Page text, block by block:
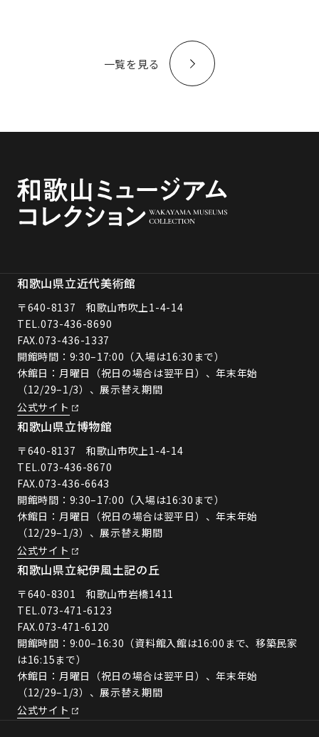
一覧を見る
和歌山県立近代美術館
〒640-8137 和歌山市吹上1-4-14
TEL.073-436-8690
FAX.073-436-1337
開館時間：9:30–17:00（入場は16:30まで）
休館日：月曜日（祝日の場合は翌平日）、年末年始
（12/29–1/3）、展示替え期間
公式サイト
和歌山県立博物館
〒640-8137 和歌山市吹上1-4-14
TEL.073-436-8670
FAX.073-436-6643
開館時間：9:30–17:00（入場は16:30まで）
休館日：月曜日（祝日の場合は翌平日）、年末年始
（12/29–1/3）、展示替え期間
公式サイト
和歌山県立紀伊風土記の丘
〒640-8301 和歌山市岩橋1411
TEL.073-471-6123
FAX.073-471-6120
開館時間：9:00–16:30（資料館入館は16:00まで、移築民家
は16:15まで）
休館日：月曜日（祝日の場合は翌平日）、年末年始
（12/29–1/3）、展示替え期間
公式サイト